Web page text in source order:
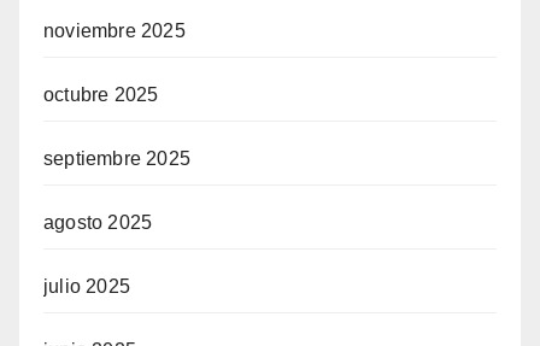
noviembre 2025
octubre 2025
septiembre 2025
agosto 2025
julio 2025